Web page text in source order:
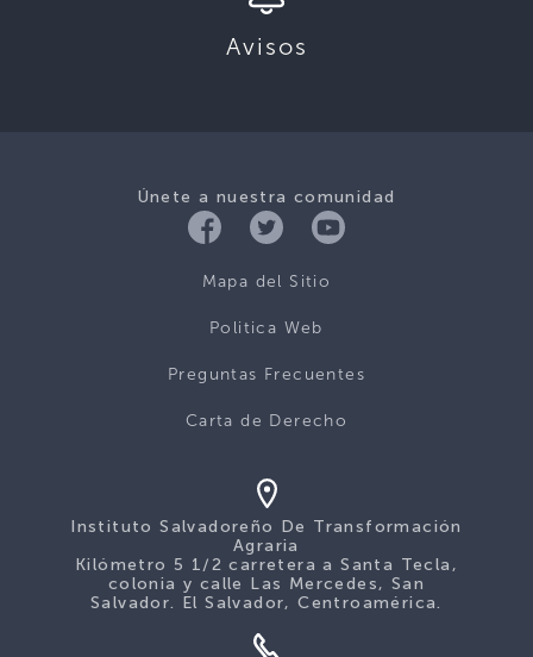
Avisos
Únete a nuestra comunidad
Mapa del Sitio
Politica Web
Preguntas Frecuentes
Carta de Derecho
Instituto Salvadoreño De Transformación
Agraria
Kilómetro 5 1/2 carretera a Santa Tecla,
colonia y calle Las Mercedes, San
Salvador. El Salvador, Centroamérica.